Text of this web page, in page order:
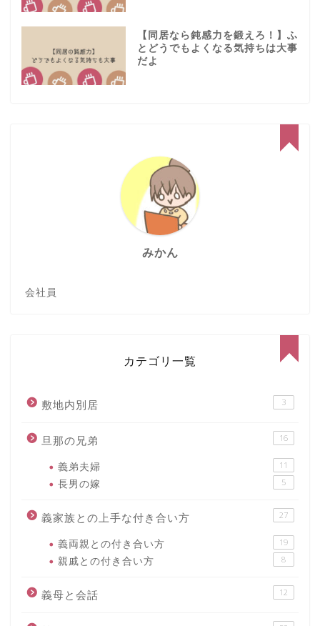
【同居なら鈍感力を鍛えろ！】ふ
とどうでもよくなる気持ちは大事
だよ
みかん
会社員
カテゴリ一覧
敷地内別居 3
旦那の兄弟 16
義弟夫婦 11
長男の嫁 5
義家族との上手な付き合い方 27
義両親との付き合い方 19
親戚との付き合い方 8
義母と会話 12